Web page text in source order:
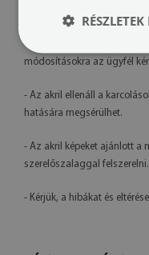
- Saját gyártásunknak
módosításokra az ügyfél
- Az akril ellenáll a
hatására megsérülhet.
- Az akril képeket ajánlott a
szerelőszalaggal felszerelni.
- Kérjük, a hibákat és